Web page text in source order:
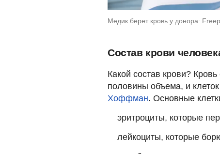
Медик берет кровь у донора:
Состав крови
Какой состав крови?
половины объема, и
Хоффман. Основные
эритроциты, которые
лейкоциты, которые